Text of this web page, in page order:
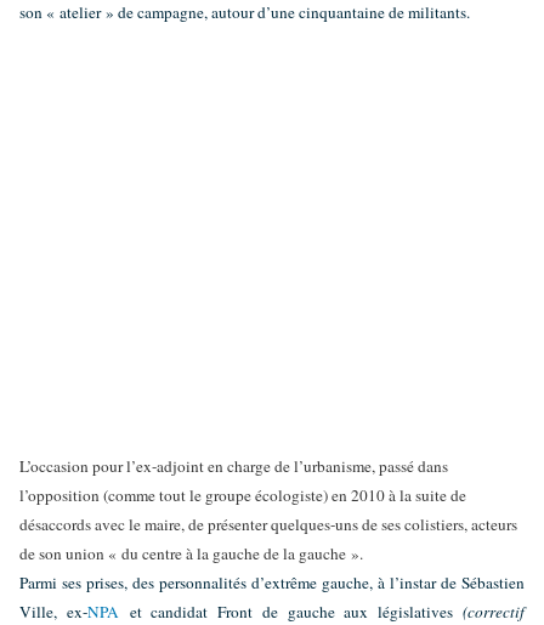
son « atelier » de campagne, autour d’une cinquantaine de militants.
L’occasion pour l’ex-adjoint en charge de l’urbanisme, passé dans
l’opposition (comme tout le groupe écologiste) en 2010 à la suite de
désaccords avec le maire, de présenter quelques-uns de ses colistiers, acteurs
de son union « du centre à la gauche de la gauche ».
Parmi ses prises, des personnalités d’extrême gauche, à l’instar de Sébastien
Ville, ex-NPA et candidat Front de gauche aux législatives(correctif